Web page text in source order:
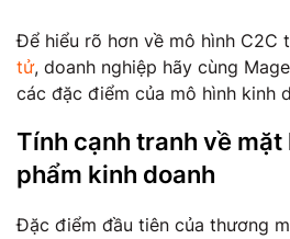
Để hiểu rõ hơn về mô hình C2C
tử, doanh nghiệp hãy cùng
các đặc điểm của mô hình kinh
Tính cạnh tranh về mặt
phẩm kinh doanh
Đặc điểm đầu tiên của thương